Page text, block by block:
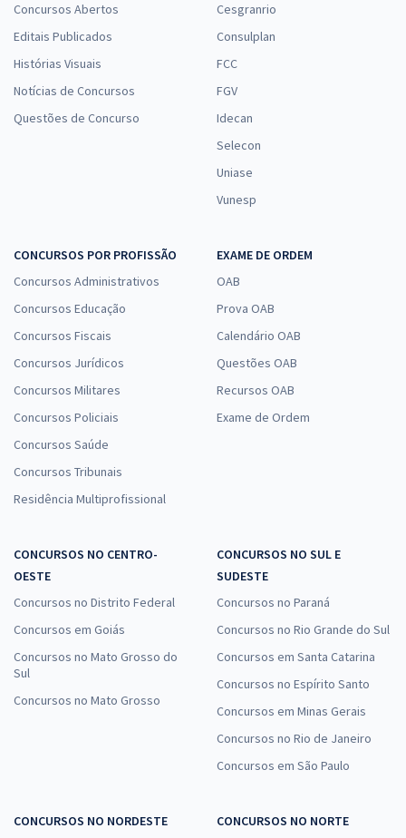
Concursos Abertos
Editais Publicados
Histórias Visuais
Notícias de Concursos
Questões de Concurso
Cesgranrio
Consulplan
FCC
FGV
Idecan
Selecon
Uniase
Vunesp
CONCURSOS POR PROFISSÃO
Concursos Administrativos
Concursos Educação
Concursos Fiscais
Concursos Jurídicos
Concursos Militares
Concursos Policiais
Concursos Saúde
Concursos Tribunais
Residência Multiprofissional
EXAME DE ORDEM
OAB
Prova OAB
Calendário OAB
Questões OAB
Recursos OAB
Exame de Ordem
CONCURSOS NO CENTRO-
OESTE
Concursos no Distrito Federal
Concursos em Goiás
Concursos no Mato Grosso do
Sul
Concursos no Mato Grosso
CONCURSOS NO SUL E
SUDESTE
Concursos no Paraná
Concursos no Rio Grande do Sul
Concursos em Santa Catarina
Concursos no Espírito Santo
Concursos em Minas Gerais
Concursos no Rio de Janeiro
Concursos em São Paulo
CONCURSOS NO NORDESTE
CONCURSOS NO NORTE